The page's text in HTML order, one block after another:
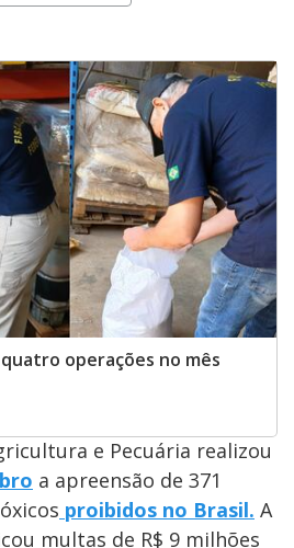
operações no mês
e Pecuária realizou
a apreensão de 371
proibidos no Brasil. A
multas de R$ 9 milhões